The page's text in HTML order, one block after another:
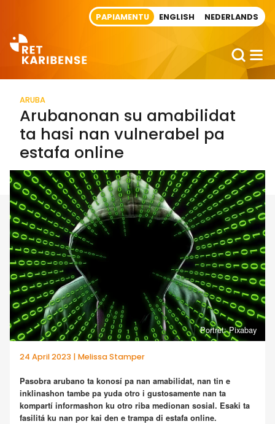
PAPIAMENTU ENGLISH NEDERLANDS
ARUBA
Arubanonan su amabilidat
ta hasi nan vulnerabel pa
estafa online
Portrèt: Pixabay
24 April 2023 | Melissa Stamper
Pasobra arubano ta konosí pa nan amabilidat, nan tin e
inklinashon tambe pa yuda otro i gustosamente nan ta
kompartí informashon ku otro riba medionan sosial. Esaki ta
fasilitá ku nan por kai den e trampa di estafa online.